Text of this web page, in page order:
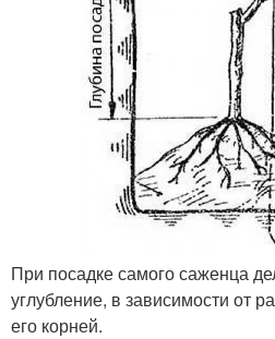
При посадке самого саженца
углубление, в зависимости от
его корней.